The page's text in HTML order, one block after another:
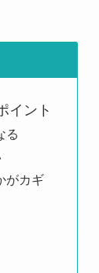
イント
る
がカギ